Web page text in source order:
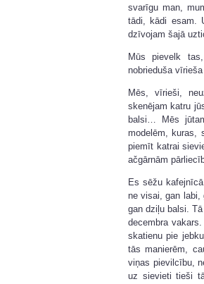
svarīgu man,
tādi, kādi esam.
dzīvojam šajā
Mūs pievelk
nobrieduša vīrieša
Mēs, vīrieši,
skenējam katru
balsi… Mēs
modelēm, kuras,
piemīt katrai
ačgārnām
Es sēžu
ne visai, gan labi,
gan dziļu balsi.
decembra
skatienu pie
tās manierēm,
viņas pievilcību,
uz sievieti tieši